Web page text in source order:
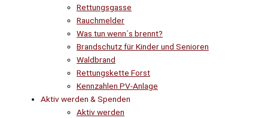
Rettungsgasse
Rauchmelder
Was tun wenn´s brennt?
Brandschutz für Kinder und Senioren
Waldbrand
Rettungskette Forst
Kennzahlen PV-Anlage
Aktiv werden & Spenden
Aktiv werden